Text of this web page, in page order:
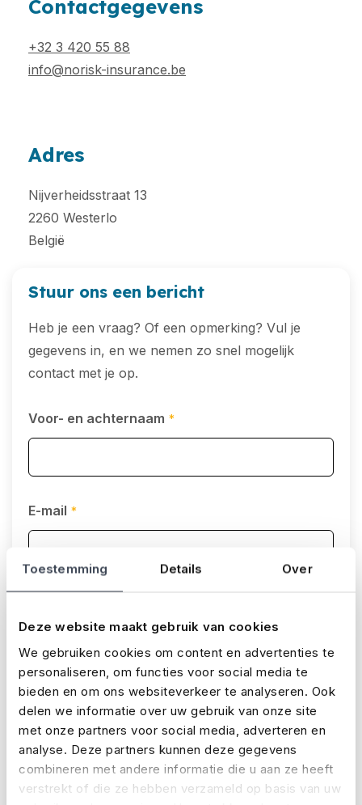
Toestemming Details Over
Deze website maakt gebruik van cookies
We gebruiken cookies om content en advertenties te
personaliseren, om functies voor social media te
bieden en om ons websiteverkeer te analyseren. Ook
delen we informatie over uw gebruik van onze site
met onze partners voor social media, adverteren en
analyse. Deze partners kunnen deze gegevens
combineren met andere informatie die u aan ze heeft
verstrekt of die ze hebben verzameld op basis van uw
Contactgegevens
+32 3 420 55 88
info@norisk-insurance.be
Adres
Nijverheidsstraat 13
2260 Westerlo
België
Stuur ons een bericht
Heb je een vraag? Of een opmerking? Vul je
gegevens in, en we nemen zo snel mogelijk
contact met je op.
Voor- en achternaam *
E-mail *
Je vraag *